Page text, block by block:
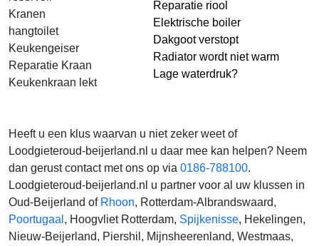
Kranen
hangtoilet
Keukengeiser
Reparatie Kraan
Keukenkraan lekt
Reparatie riool
Elektrische boiler
Dakgoot verstopt
Radiator wordt niet warm
Lage waterdruk?
Heeft u een klus waarvan u niet zeker weet of
Loodgieteroud-beijerland.nl u daar mee kan helpen? Neem
dan gerust contact met ons op via 0186-788100.
Loodgieteroud-beijerland.nl u partner voor al uw klussen in
Oud-Beijerland of Rhoon, Rotterdam-Albrandswaard,
Poortugaal , Hoogvliet Rotterdam, Spijkenisse, Hekelingen,
Nieuw-Beijerland, Piershil, Mijnsheerenland, Westmaas,